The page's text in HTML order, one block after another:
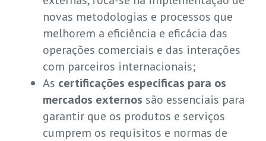
novas metodologias e processos que
melhorem a eficiência e eficácia das
operações comerciais e das interações
com parceiros internacionais;
As certificações específicas para os
mercados externos são essenciais para
garantir que os produtos e serviços
cumprem os requisitos e normas de